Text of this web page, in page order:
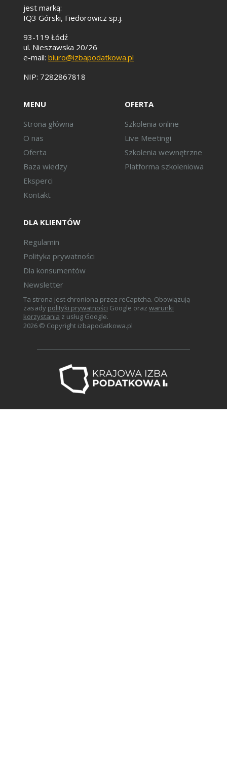
przedawnieniu zobowiązań
instrumentalnego wszczynania
postępowań KKS.
Nowe zasady
automatyczna analiza danych.
Wzrost znaczenia procedur
podatkowych i compliance.
Jak przygotować firmę do
Sankcje podatkowe i
odpowiedzialność KKS od 2027
Sankcje VAT związane z KSeF.
Odpowiedzialność członków
zarządu oraz głównych
księgowych.
identyfikowane przez organy
Jak zabezpieczyć organizację:
procedury, obieg
dokumentów, polityki
podatkowe, audyty
jest marką:
IQ3 Górski, Fiedorowicz sp.j.
93-119 Łódź
ul. Nieszawska 20/26
e-mail: biuro@izbapodatkowa.pl
NIP: 7282867818
MENU
Strona główna
O nas
Oferta
Baza wiedzy
Eksperci
Kontakt
OFERTA
Szkolenia online
Live Meetingi
Szkolenia wewnętrzne
Platforma szkoleniowa
DLA KLIENTÓW
Regulamin
Polityka prywatności
Dla konsumentów
Newsletter
Ta strona jest chroniona przez reCaptcha. Obowiązują
zasady polityki prywatności Google oraz warunki
korzystania z usług Google.
2026 © Copyright izbapodatkowa.pl